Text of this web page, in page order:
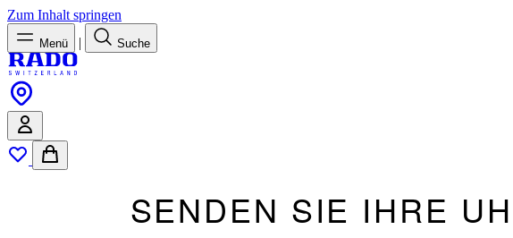
Zum Inhalt springen
Menü | Suche
SENDEN SIE IHRE